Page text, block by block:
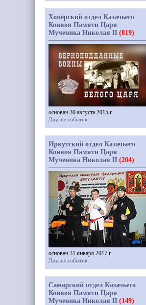
Хопёрский отдел Казачьего
Конвоя Памяти Царя
Мученика Николая II (819)
основан 30 августа 2015 г.
Другие события
Иркутский отдел Казачьего
Конвоя Памяти Царя
Мученика Николая II (204)
основан 31 января 2017 г.
Другие события
Самарский отдел Казачьего
Конвоя Памяти Царя
Мученика Николая II (149)